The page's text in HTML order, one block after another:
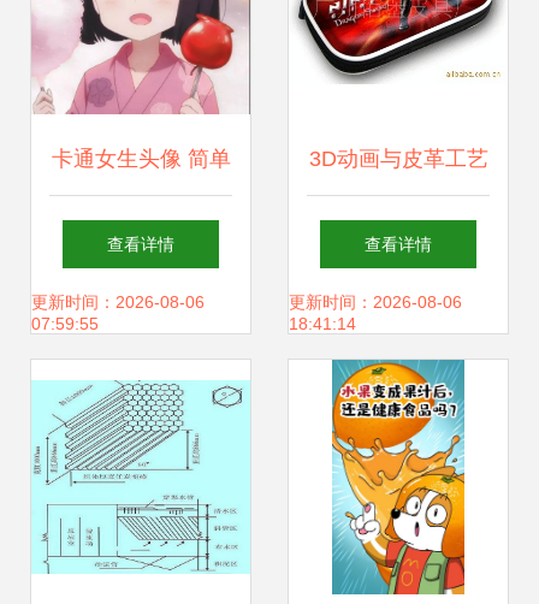
卡通女生头像 简单
干净的清新之美
查看详情
更新时间：2026-08-06
07:59:55
3D动画与皮革工艺
的完美结合 NDS包
与NDIi保护套的制
造艺术
查看详情
更新时间：2026-08-06
18:41:14